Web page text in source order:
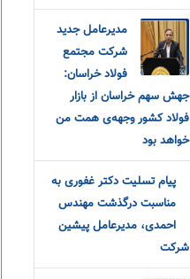
مدیرعامل جدید
شرکت مجتمع
فولاد خراسان:
جهش سهم خراسان از بازار
فولاد کشور وجهه‌ی همت من
خواهد بود
پیام تسلیت دکتر غفوری به
مناسبت درگذشت مهندس
احمدی، مدیرعامل پیشین
شرکت